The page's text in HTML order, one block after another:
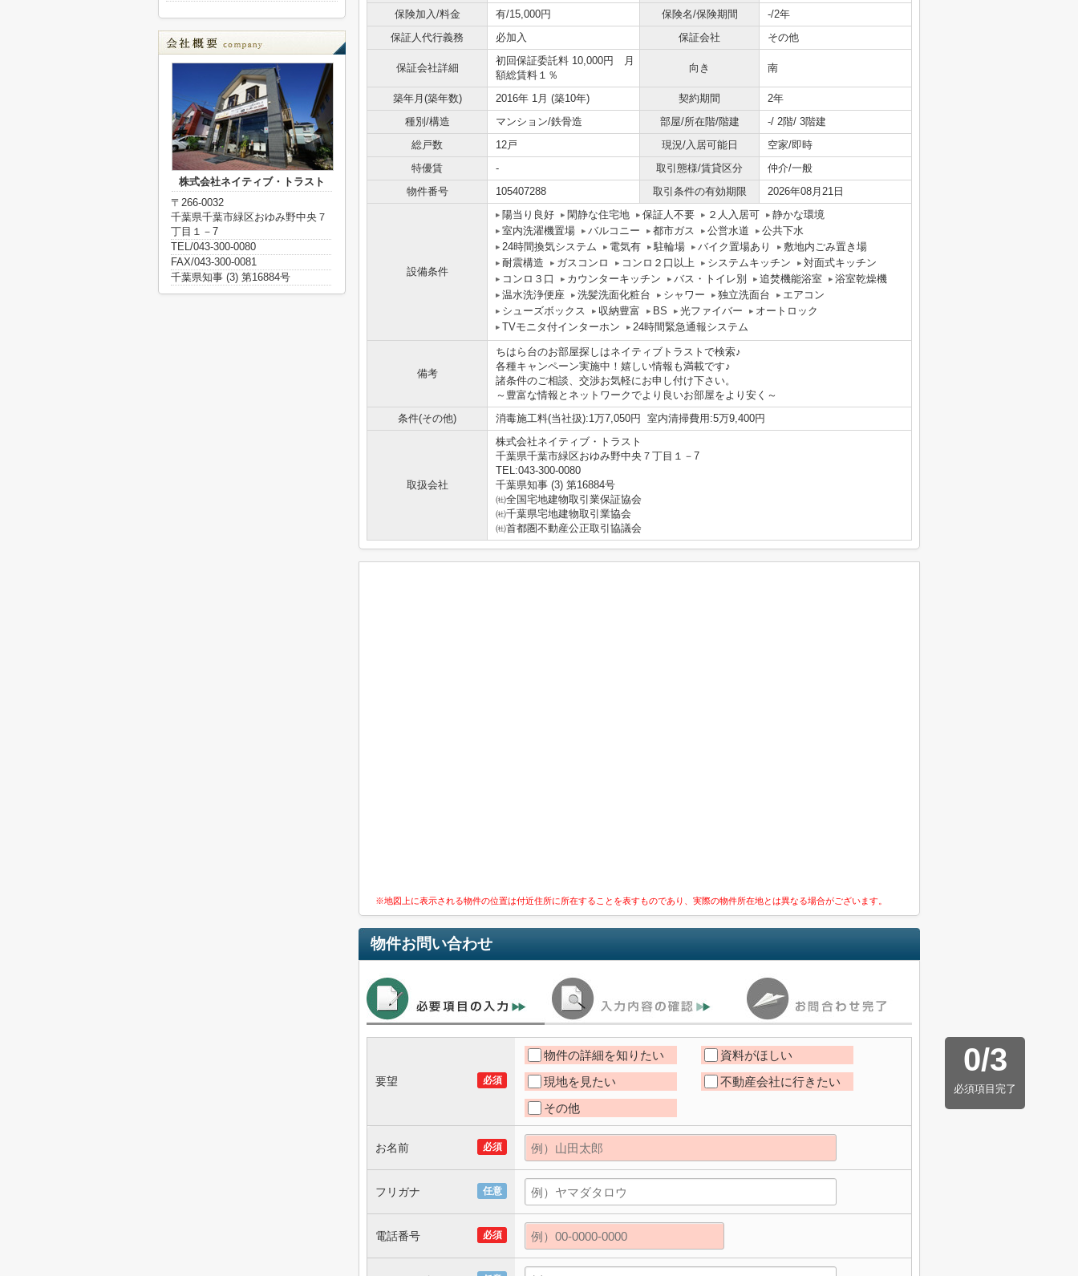
保険加入/料金
有/15,000円 保険名/保険期間
-/2年
保証人代行義務
必加入 保証会社 その他
保証会社詳細
初回保証委託料 10,000円 月
額総賃料１％
向き 南
築年月(築年数) 2016年 1月 (築10年) 契約期間
2年
種別/構造
マンション/鉄骨造 部屋/所在階/階建
-/ 2階/ 3階建
総戸数
12戸 現況/入居可能日
空家/即時
特優賃
- 取引態様/賃貸区分
仲介/一般
物件番号
105407288 取引条件の有効期限 2026年08月21日
設備条件
陽当り良好 閑静な住宅地 保証人不要 ２人入居可
静かな環境
室内洗濯機置場
バルコニー 都市ガス 公営水道
公共下水
24時間換気システム
電気有 駐輪場 バイク置場あり
敷地内ごみ置き場
耐震構造
ガスコンロ コンロ２口以上 システムキッチン
対面式キッチン
コンロ３口
カウンターキッチン バス・トイレ別 追焚機能浴室
浴室乾燥機
温水洗浄便座
洗髪洗面化粧台 シャワー 独立洗面台
エアコン
シューズボックス
収納豊富 BS 光ファイバー
オートロック
TVモニタ付インターホン
24時間緊急通報システム
備考
ちはら台のお部屋探しはネイティブトラストで検索♪
各種キャンペーン実施中！嬉しい情報も満載です♪
諸条件のご相談、交渉お気軽にお申し付け下さい。
～豊富な情報とネットワークでより良いお部屋をより安く～
条件(その他)
消毒施工料(当社扱):1万7,050円 室内清掃費用:5万9,400円
取扱会社
株式会社ネイティブ・トラスト
千葉県千葉市緑区おゆみ野中央７丁目１－7
TEL:043-300-0080
千葉県知事 (3) 第16884号
㈳全国宅地建物取引業保証協会
㈳千葉県宅地建物取引業協会
㈳首都圏不動産公正取引協議会
※地図上に表示される物件の位置は付近住所に所在することを表すものであり、実際の物件所在地とは異なる場合がございます。
物件お問い合わせ
0/3
必須項目完了
必須
要望
物件の詳細を知りたい
資料がほしい
現地を見たい
不動産会社に行きたい
その他
必須
お名前
任意
フリガナ
必須
電話番号
株式会社ネイティブ・トラスト
〒266-0032
千葉県千葉市緑区おゆみ野中央７
丁目１－7
TEL/043-300-0080
FAX/043-300-0081
千葉県知事 (3) 第16884号